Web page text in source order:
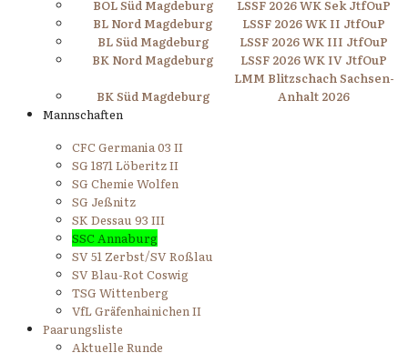
BOL Süd Magdeburg
LSSF 2026 WK Sek JtfOuP
BL Nord Magdeburg
LSSF 2026 WK II JtfOuP
BL Süd Magdeburg
LSSF 2026 WK III JtfOuP
BK Nord Magdeburg
LSSF 2026 WK IV JtfOuP
BK Süd Magdeburg
LMM Blitzschach Sachsen-
Anhalt 2026
Mannschaften
CFC Germania 03 II
SG 1871 Löberitz II
SG Chemie Wolfen
SG Jeßnitz
SK Dessau 93 III
SSC Annaburg
SV 51 Zerbst/SV Roßlau
SV Blau-Rot Coswig
TSG Wittenberg
VfL Gräfenhainichen II
Paarungsliste
Aktuelle Runde